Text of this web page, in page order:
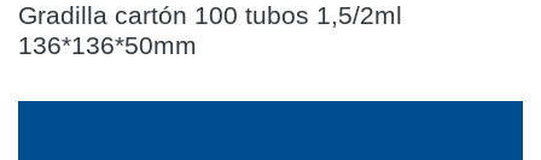
Gradilla cartón 100 tubos 1,5/2ml
136*136*50mm